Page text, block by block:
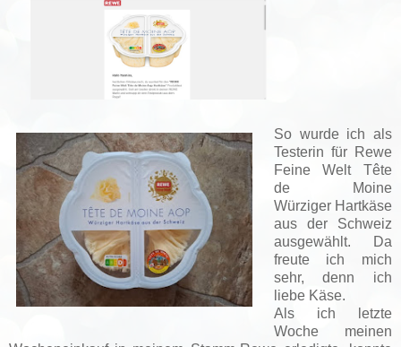
So wurde ich als
Testerin für Rewe
Feine Welt Tête
de Moine
Würziger Hartkäse
aus der Schweiz
ausgewählt. Da
freute ich mich
sehr, denn ich
liebe Käse.
Als ich letzte
Woche meinen